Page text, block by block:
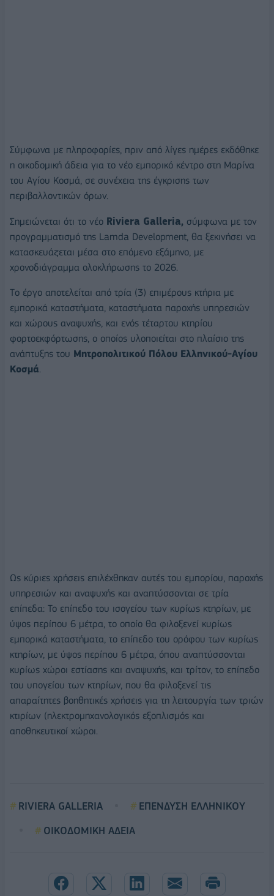
Σύμφωνα με πληροφορίες, πριν από λίγες ημέρες εκδόθηκε
η οικοδομική άδεια για το νέο εμπορικό κέντρο στη Μαρίνα
του Αγίου Κοσμά, σε συνέχεια της έγκρισης των
περιβαλλοντικών όρων.
Σημειώνεται ότι το νέο Riviera Galleria, σύμφωνα με τον
προγραμματισμό της Lamda Development, θα ξεκινήσει να
κατασκευάζεται μέσα στο επόμενο εξάμηνο, με
χρονοδιάγραμμα ολοκλήρωσης το 2026.
Tο έργο αποτελείται από τρία (3) επιμέρους κτήρια με
εμπορικά καταστήματα, καταστήματα παροχής υπηρεσιών
και χώρους αναψυχής, και ενός τέταρτου κτηρίου
φορτοεκφόρτωσης, ο οποίος υλοποιείται στο πλαίσιο της
ανάπτυξης του Μητροπολιτικού Πόλου Ελληνικού-Αγίου
Κοσμά.
Ως κύριες χρήσεις επιλέχθηκαν αυτές του εμπορίου, παροχής
υπηρεσιών και αναψυχής και αναπτύσσονται σε τρία
επίπεδα: Το επίπεδο του ισογείου των κυρίως κτηρίων, με
ύψος περίπου 6 μέτρα, το οποίο θα φιλοξενεί κυρίως
εμπορικά καταστήματα, το επίπεδο του ορόφου των κυρίως
κτηρίων, με ύψος περίπου 6 μέτρα, όπου αναπτύσσονται
κυρίως χώροι εστίασης και αναψυχής, και τρίτον, το επίπεδο
του υπογείου των κτηρίων, που θα φιλοξενεί τις
απαραίτητες βοηθητικές χρήσεις για τη λειτουργία των τριών
κτιρίων (ηλεκτρομηχανολογικός εξοπλισμός και
αποθηκευτικοί χώροι.
RIVIERA GALLERIA
ΕΠΕΝΔΥΣΗ ΕΛΛΗΝΙΚΟΥ
ΟΙΚΟΔΟΜΙΚΗ ΑΔΕΙΑ